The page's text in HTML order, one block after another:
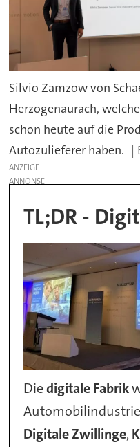
Silvio Zamzow von
Herzogenaurach,
schon heute auf die
Autozulieferer haben.
ANZEIGE
TL;DR -
Diedigitale Fabrik
Digitale Zwillinge,